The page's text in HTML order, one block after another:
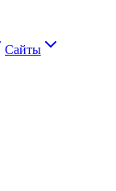
Сайты